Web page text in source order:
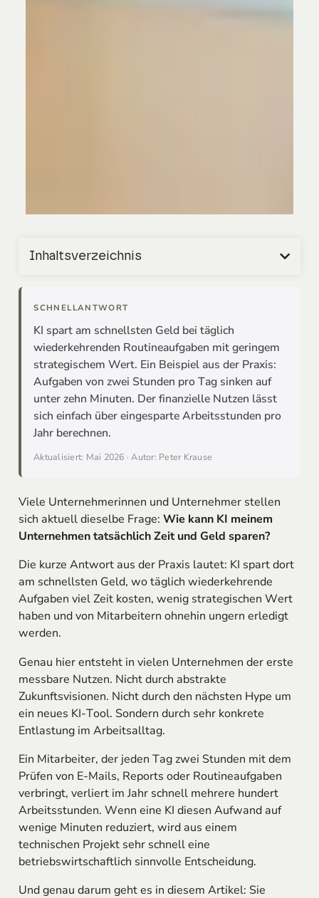
Inhaltsverzeichnis
SCHNELLANTWORT
KI spart am schnellsten Geld bei täglich
wiederkehrenden Routineaufgaben mit geringem
strategischem Wert. Ein Beispiel aus der Praxis:
Aufgaben von zwei Stunden pro Tag sinken auf
unter zehn Minuten. Der finanzielle Nutzen lässt
sich einfach über eingesparte Arbeitsstunden pro
Jahr berechnen.
Aktualisiert: Mai 2026 · Autor: Peter Krause
Viele Unternehmerinnen und Unternehmer stellen
sich aktuell dieselbe Frage: Wie kann KI meinem
Unternehmen tatsächlich Zeit und Geld sparen?
Die kurze Antwort aus der Praxis lautet: KI spart dort
am schnellsten Geld, wo täglich wiederkehrende
Aufgaben viel Zeit kosten, wenig strategischen Wert
haben und von Mitarbeitern ohnehin ungern erledigt
werden.
Genau hier entsteht in vielen Unternehmen der erste
messbare Nutzen. Nicht durch abstrakte
Zukunftsvisionen. Nicht durch den nächsten Hype um
ein neues KI-Tool. Sondern durch sehr konkrete
Entlastung im Arbeitsalltag.
Ein Mitarbeiter, der jeden Tag zwei Stunden mit dem
Prüfen von E-Mails, Reports oder Routineaufgaben
verbringt, verliert im Jahr schnell mehrere hundert
Arbeitsstunden. Wenn eine KI diesen Aufwand auf
wenige Minuten reduziert, wird aus einem
technischen Projekt sehr schnell eine
betriebswirtschaftlich sinnvolle Entscheidung.
Und genau darum geht es in diesem Artikel: Sie